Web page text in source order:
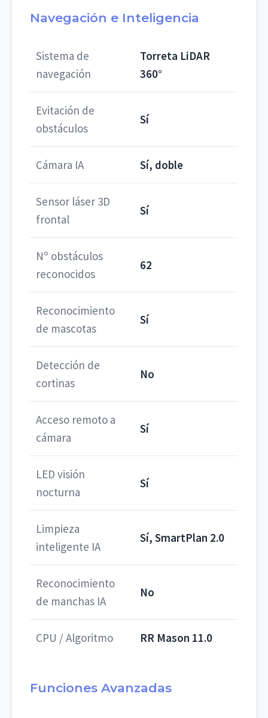
Navegación e Inteligencia
Sistema de
navegación
Torreta LiDAR
360°
Evitación de
obstáculos
Sí
Cámara IA Sí, doble
Sensor láser 3D
frontal
Sí
Nº obstáculos
reconocidos
62
Reconocimiento
de mascotas
Sí
Detección de
cortinas
No
Acceso remoto a
cámara
Sí
LED visión
nocturna
Sí
Limpieza
inteligente IA
Sí, SmartPlan 2.0
Reconocimiento
de manchas IA
No
CPU / Algoritmo RR Mason 11.0
Funciones Avanzadas